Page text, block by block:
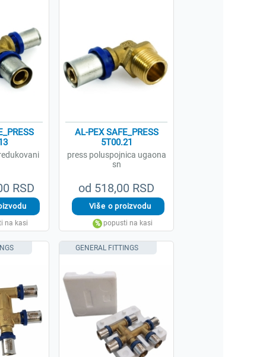
RSD od 518,00 RSD
AL-PEX SAFE_PRESS
5T00.21
press poluspojnica ugaona
sn
GENERAL FITTINGS